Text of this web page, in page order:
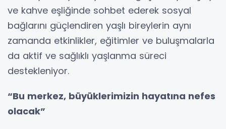
ve kahve eşliğinde sohbet ederek sosyal
bağlarını güçlendiren yaşlı bireylerin aynı
zamanda etkinlikler, eğitimler ve buluşmalarla
da aktif ve sağlıklı yaşlanma süreci
destekleniyor.
“Bu merkez, büyüklerimizin hayatına nefes
olacak”